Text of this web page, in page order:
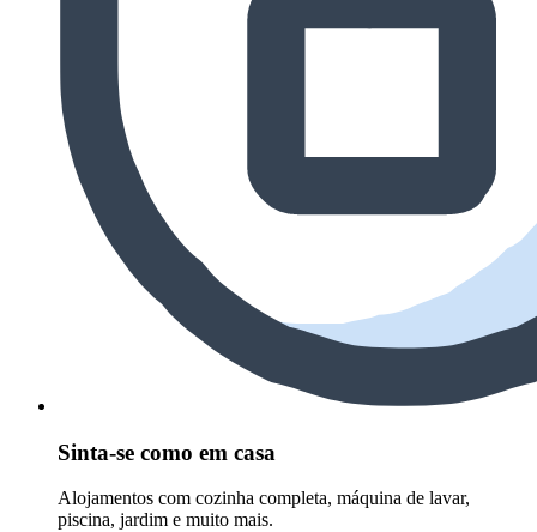
Sinta-se como em casa
Alojamentos com cozinha completa, máquina de lavar,
piscina, jardim e muito mais.